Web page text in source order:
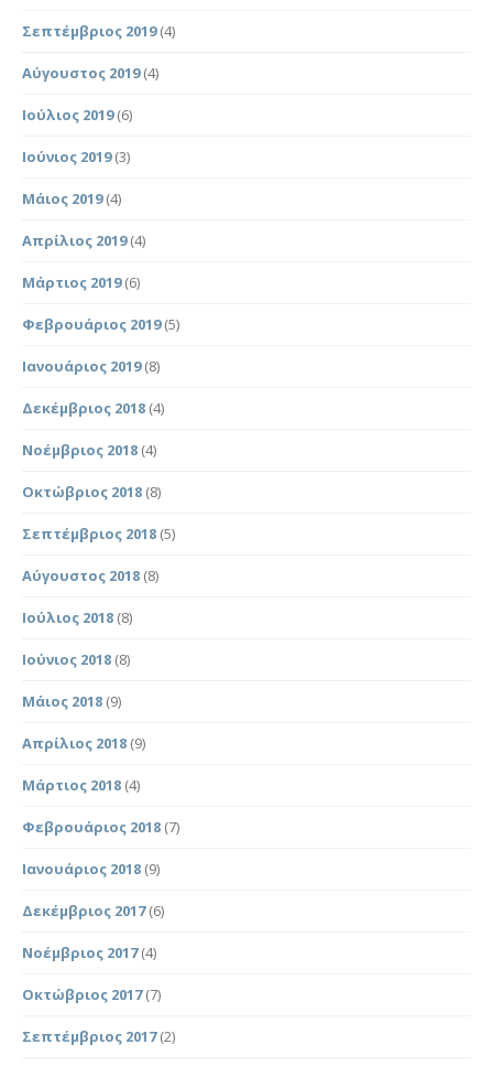
Σεπτέμβριος 2019(4)
Αύγουστος 2019(4)
Ιούλιος 2019(6)
Ιούνιος 2019(3)
Μάιος 2019(4)
Απρίλιος 2019(4)
Μάρτιος 2019(6)
Φεβρουάριος 2019(5)
Ιανουάριος 2019(8)
Δεκέμβριος 2018 (4)
Νοέμβριος 2018 (4)
Οκτώβριος 2018 (8)
Σεπτέμβριος 2018 (5)
Αύγουστος 2018 (8)
Ιούλιος 2018 (8)
Ιούνιος 2018 (8)
Μάιος 2018 (9)
Απρίλιος 2018 (9)
Μάρτιος 2018 (4)
Φεβρουάριος 2018 (7)
Ιανουάριος 2018 (9)
Δεκέμβριος 2017(6)
Νοέμβριος 2017(4)
Οκτώβριος 2017(7)
Σεπτέμβριος 2017(2)